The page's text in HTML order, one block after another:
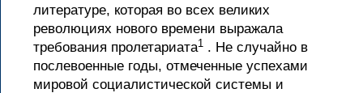
литературе, которая во всех великих
революциях нового времени выражала
требования пролетариата1
. Не случайно в
послевоенные годы, отмеченные успехами
мировой социалистической системы и